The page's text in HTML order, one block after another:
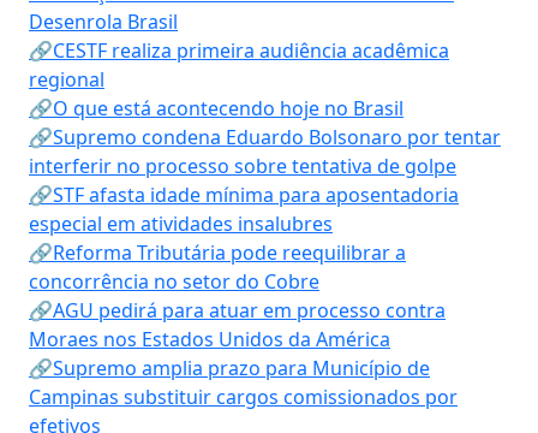
Desenrola Brasil
🔗CESTF realiza primeira audiência acadêmica
regional
🔗O que está acontecendo hoje no Brasil
🔗Supremo condena Eduardo Bolsonaro por tentar
interferir no processo sobre tentativa de golpe
🔗STF afasta idade mínima para aposentadoria
especial em atividades insalubres
🔗Reforma Tributária pode reequilibrar a
concorrência no setor do Cobre
🔗AGU pedirá para atuar em processo contra
Moraes nos Estados Unidos da América
🔗Supremo amplia prazo para Município de
Campinas substituir cargos comissionados por
efetivos